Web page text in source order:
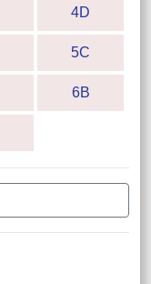
4D
5C
6B